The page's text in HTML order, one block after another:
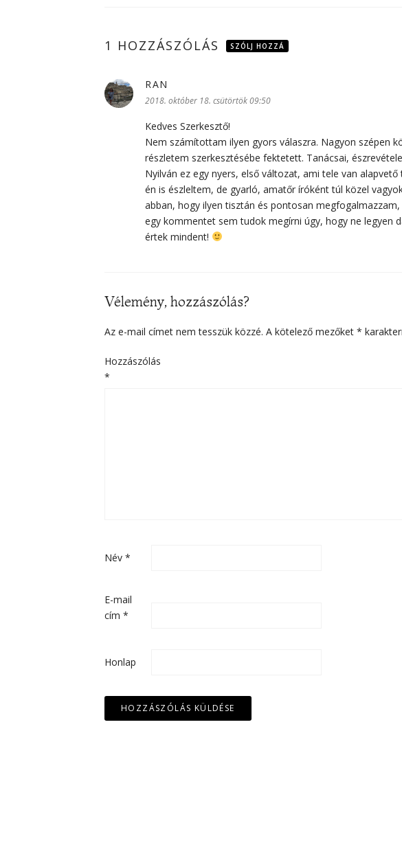
1 HOZZÁSZÓLÁS SZÓLJ HOZZÁ
RAN
2018. október 18. csütörtök 09:50
Kedves Szerkesztő!
Nem számítottam ilyen gyors válaszra. Nagyon szépen
részletem szerkesztésébe fektetett. Tanácsai,
Nyilván ez egy nyers, első változat, ami tele van
én is észleltem, de gyarló, amatőr íróként túl közel
abban, hogy ilyen tisztán és pontosan
egy kommentet sem tudok megírni úgy, hogy ne legyen
értek mindent!
Vélemény, hozzászólás?
Az e-mail címet nem tesszük közzé. A kötelező mezőket *
Hozzászólás
*
Név *
E-mail
cím *
Honlap